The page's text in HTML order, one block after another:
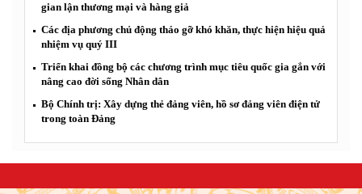
gian lận thương mại và hàng giả
Các địa phương chủ động tháo gỡ khó khăn, thực hiện hiệu quả
nhiệm vụ quý III
Triển khai đồng bộ các chương trình mục tiêu quốc gia gắn với
nâng cao đời sống Nhân dân
Bộ Chính trị: Xây dựng thẻ đảng viên, hồ sơ đảng viên điện tử
trong toàn Đảng